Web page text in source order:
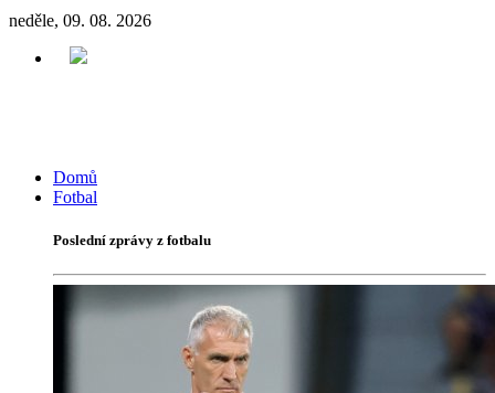
neděle, 09. 08. 2026
Domů
Fotbal
Poslední zprávy z fotbalu